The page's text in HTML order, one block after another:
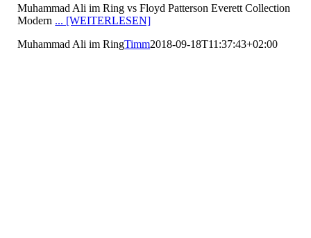
Muhammad Ali im Ring vs Floyd Patterson Everett Collection
Modern ... [WEITERLESEN]
Muhammad Ali im RingTimm2018-09-18T11:37:43+02:00